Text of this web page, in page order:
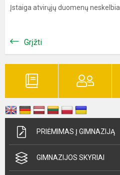
Įstaiga atvirųjų duomenų neskelbia.
Grįžti
PRIĖMIMAS Į GIMNAZIJĄ
GIMNAZIJOS SKYRIAI